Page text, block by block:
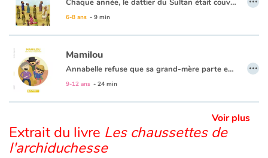
Chaque année, le dattier du Sultan était couvert des fruits les plus délicats. Des voyageurs de tout le royaume venaient admirer et goûter la douceur de ces dattes. Chaque année, la récolte se déroulait en présence du Sultan. Mais voilà qu’un été, le dattier ne donna que trois petites dattes…
6-8 ans - 9 min
Mamilou
Annabelle refuse que sa grand-mère parte en maison de retraite : hors de question qu'elle finisse comme un pot de fleur pas assez arrosé ! Avec son meilleur copain Léo, elle organise alors la cavale de Mamilou, tandis que son père, inquiet, traque la fugitive. Mais le vieux Gustave découvre leur planque. Heureusement, il pourrait bien avoir une solution pour son amie d'enfance.
9-12 ans - 24 min
…
Voir plus
Extrait du livre Les chaussettes de
l'archiduchesse